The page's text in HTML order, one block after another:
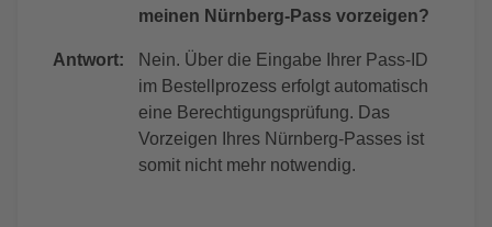
meinen Nürnberg-Pass vorzeigen?
Antwort:
Nein. Über die Eingabe Ihrer Pass-ID
im Bestellprozess erfolgt automatisch
eine Berechtigungsprüfung. Das
Vorzeigen Ihres Nürnberg-Passes ist
somit nicht mehr notwendig.